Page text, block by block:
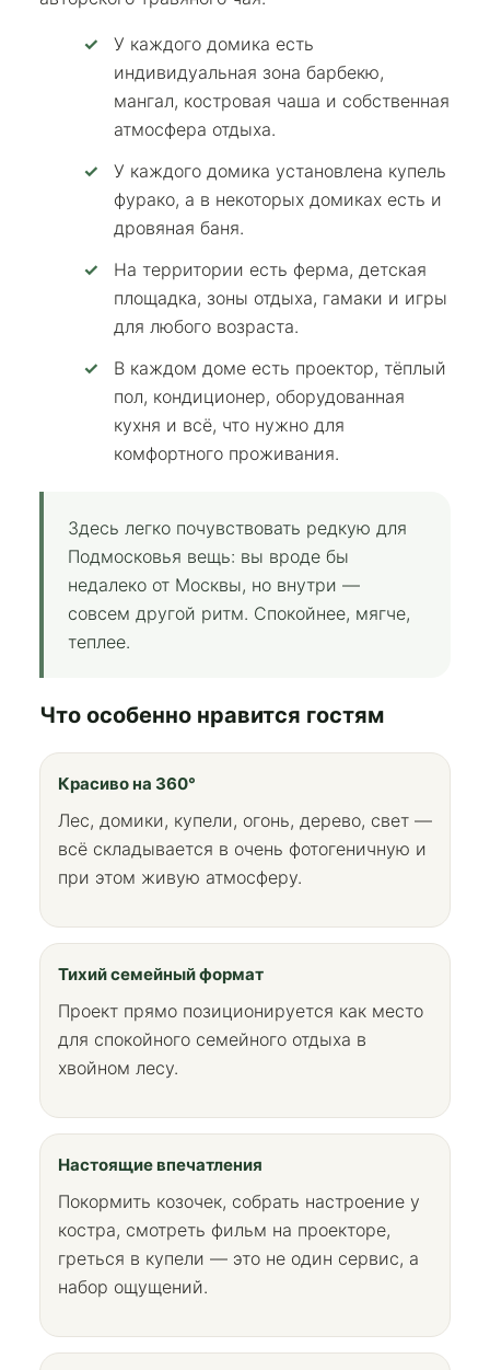
У каждого домика есть
индивидуальная зона барбекю,
мангал, костровая чаша и собственная
атмосфера отдыха.
У каждого домика установлена купель
фурако, а в некоторых домиках есть и
дровяная баня.
На территории есть ферма, детская
площадка, зоны отдыха, гамаки и игры
для любого возраста.
В каждом доме есть проектор, тёплый
пол, кондиционер, оборудованная
кухня и всё, что нужно для
комфортного проживания.
Здесь легко почувствовать редкую для
Подмосковья вещь: вы вроде бы
недалеко от Москвы, но внутри —
совсем другой ритм. Спокойнее, мягче,
теплее.
Что особенно нравится гостям
Красиво на 360°
Лес, домики, купели, огонь, дерево, свет —
всё складывается в очень фотогеничную и
при этом живую атмосферу.
Тихий семейный формат
Проект прямо позиционируется как место
для спокойного семейного отдыха в
хвойном лесу.
Настоящие впечатления
Покормить козочек, собрать настроение у
костра, смотреть фильм на проекторе,
греться в купели — это не один сервис, а
набор ощущений.